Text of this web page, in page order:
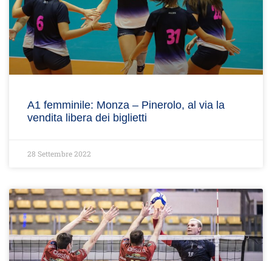
A1 femminile: Monza – Pinerolo, al via la
vendita libera dei biglietti
28 Settembre 2022